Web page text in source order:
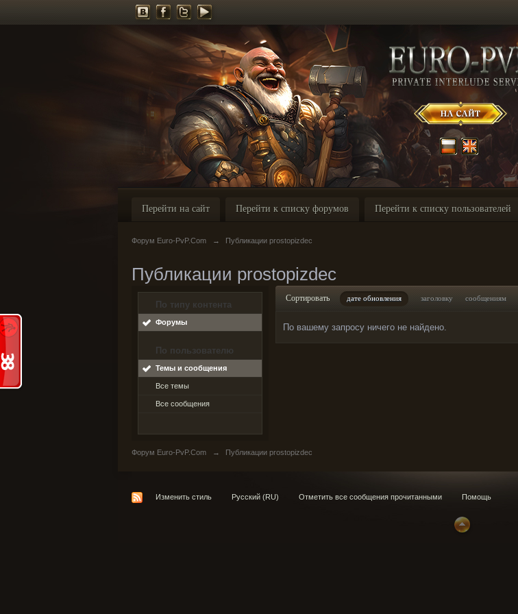
Перейти на сайт Перейти к списку форумов Перейти к списку пользователей
Форум Euro-PvP.Com → Публикации prostopizdec
Публикации prostopizdec
По типу контента
Форумы
По пользователю
Темы и сообщения
Все темы
Все сообщения
Сортировать дате обновления заголовку сообщениям
По вашему запросу ничего не найдено.
Форум Euro-PvP.Com → Публикации prostopizdec
Изменить стиль Русский (RU) Отметить все сообщения прочитанными Помощь